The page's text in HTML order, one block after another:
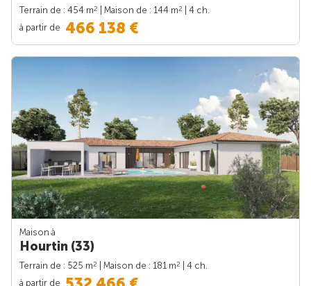
Terrain de : 454 m2 | Maison de : 144 m2
| 4 ch.
à partir de 466 138 €
Maison à
Hourtin (33)
Terrain de : 525 m2 | Maison de : 181 m2
| 4 ch.
à partir de